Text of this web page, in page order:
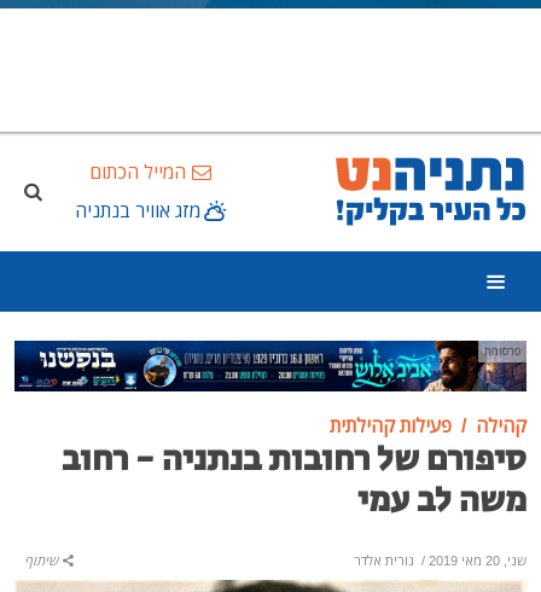
המייל הכתום
מזג אוויר בנתניה
פרסומת
קהילה פעילות קהילתית
סיפורם של רחובות בנתניה - רחוב
משה לב עמי
שני, 20 מאי 2019 / נורית אלדר שיתוף